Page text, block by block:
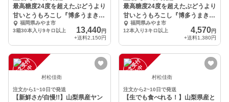
最高糖度24度を超えたぶどうより
甘いとうもろこし『博多うまき
び』お任せ30本入り
福岡県みやま市
3箱30本入り9キロ以上
13,440円
+送料2,150円
最高糖度24度を超えたぶどうより
甘いとうもろこし『博多うまき
び』訳アリ3キロ
福岡県みやま市
12本入り3キロ以上
4,570円
+送料1,380円
注
文
受
付
停
止
中 村松佳衛
注文から1~10日で発送
【新鮮さが自慢!!】山梨県産ヤン
注
文
受
付
停
止
中 村松佳衛
注文から2~10日で発送
【生でも食べれる！】山梨県産と